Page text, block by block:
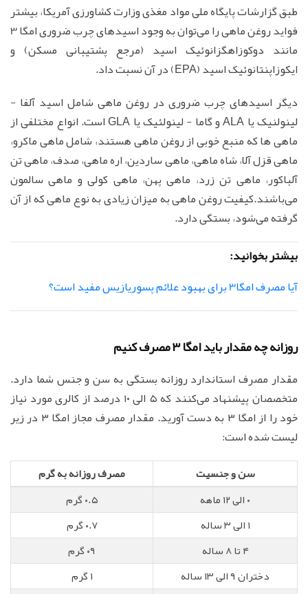
طبق گزارشات پایگاه ملی مواد مغذی وزارت کشاورزی آمریکا، بیشتر
فواید روغن ماهی را می‌توان به وجود اسیدهای چرب ضروری امگا 3
مانند دوکوزاهگزانوئیک اسید (مرجع پشتیبانی مسکن) و
ایکوزاپنتانوئیک اسید (EPA) در آن نسبت داد.
دیگر اسیدهای چرب ضروری در روغن ماهی شامل اسید آلفا -
لینولنیک یا ALA و گاما - لینولئیک یا GLA است. انواع مختلفی از
ماهی ها که منبع خوبی از روغن ماهی هستند، شامل ماهی ماکرو،
ماهی قزل آلا، شاه ماهی، ماهی ساردین، اره ماهی، صدف، ماهی تن
آلباکور، ماهی تن زرد، ماهی پهن، ماهی کولی و ماهی سالمون
می‌باشند.کیفیت روغن ماهی به میزان زیادی به نوع ماهی که از آن
گرفته می‌شود، بستگی دارد.
بیشتر بخوانید:
آیا مصرف امگا3 برای بهبود علائم پسوریازیس مفید است؟
روزانه چه مقدار باید امگا ۳ مصرف کنیم
مقدار مصرف استاندارد روزانه بستگی به سن و جنس شما دارد.
متخصصان پیشنهاد می‌کنند که ۵ الی ۱۰ درصد از کالری مورد نیاز
خود را از امگا ۳ به دست آورید. مقدار مصرف مجاز امگا ۳ در زیر
لیست شده است:
سن و جنسیت
مصرف روزانه به گرم
۰ الی ۱۲ ماهه
۰.۵ گرم
۱ الی ۳ ساله
۰.۷ گرم
۴ تا ۸ ساله
۰۹ گرم
دختران ۹ الی ۱۳ ساله
۱ گرم